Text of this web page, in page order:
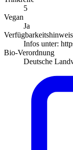
5
Vegan
Ja
Verfügbarkeitshinweis
Infos unter:
Bio-Verordnung
Deutsche